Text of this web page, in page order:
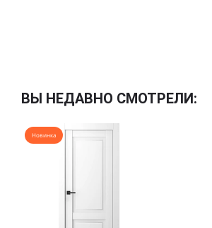
ВЫ НЕДАВНО СМОТРЕЛИ:
Новинка